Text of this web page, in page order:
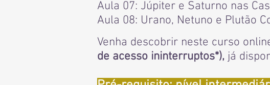
Aula 07: Júpiter e Saturno nas
Aula 08: Urano, Netuno e Plutão
Venha descobrir neste curso
de acesso ininterruptos*), já